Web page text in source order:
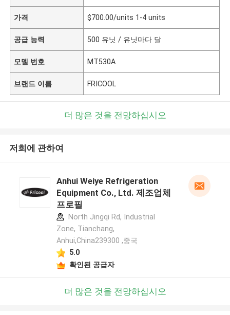
가격 $700.00/units 1-4 units
공급 능력 500 유닛 / 유닛마다 달
모델 번호 MT530A
브랜드 이름 FRICOOL
더 많은 것을 전망하십시오
저희에 관하여
Anhui Weiye Refrigeration
Equipment Co., Ltd. 제조업체
프로필
North Jingqi Rd, Industrial
Zone, Tianchang,
Anhui,China239300 ,중국
5.0
확인된 공급자
더 많은 것을 전망하십시오